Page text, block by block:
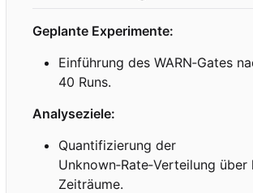
Geplante Experimente:
Einführung des WARN‑Gates
40 Runs.
Analyseziele:
Quantifizierung der
Unknown‑Rate‑Verteilung über
Zeiträume.